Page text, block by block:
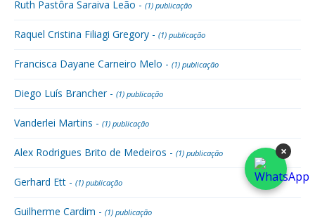
Ruth Pastôra Saraiva Leão - (1) publicação
Raquel Cristina Filiagi Gregory - (1) publicação
Francisca Dayane Carneiro Melo - (1) publicação
Diego Luís Brancher - (1) publicação
Vanderlei Martins - (1) publicação
Alex Rodrigues Brito de Medeiros - (1) publicação
Gerhard Ett - (1) publicação
Guilherme Cardim - (1) publicação
×